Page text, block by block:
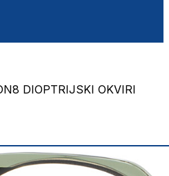
DIOPTRIJSKI OKVIRI